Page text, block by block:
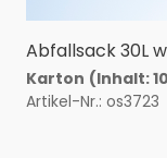
Abfallsack 30L
Karton (Inhalt:
Artikel-Nr.: os3723